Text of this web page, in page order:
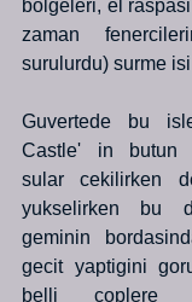
bolgeleri, el
zaman
surulurdu) surme
Guvertede bu
Castle' in butun
sular cekilirken
yukselirken bu
geminin
gecit yaptigini
belli coplere